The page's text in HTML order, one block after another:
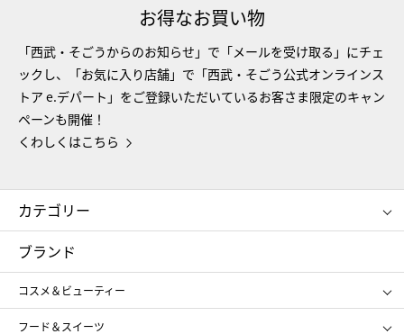
お得なお買い物
「西武・そごうからのお知らせ」で「メールを受け取る」にチェ
ックし、「お気に入り店舗」で「西武・そごう公式オンラインス
トア e.デパート」をご登録いただいているお客さま限定のキャン
ペーンも開催！
くわしくはこちら
カテゴリー
コスメ＆ビューティー
ギフト
レディース
メンズ
スポーツ・アウトドア
ブランド
コスメ＆ビューティー
SHISEIDO
フード＆スイーツ